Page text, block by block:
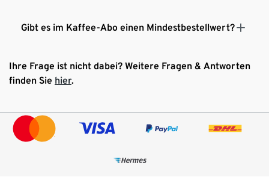
Gibt es im Kaffee-Abo einen Mindestbestellwert?
Ihre Frage ist nicht dabei? Weitere Fragen & Antworten
finden Sie hier.